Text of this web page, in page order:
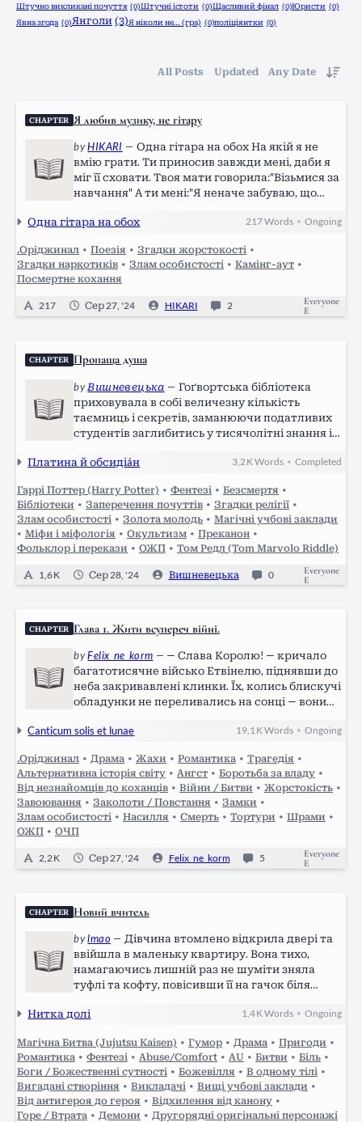
Штучно викликані почуття (0)Штучні істоти (0)Щасливий фінал (0)Юристи (0)
Явна згода (0)Янголи (3)Я ніколи не... (гра) (0)поліціянтки (0)
All Posts Updated Any Date
CHAPTER Я любив музику, не гітару
byHIKARI — Одна гітара на обох На якій я не
вмію грати. Ти приносив завжди мені, даби я
міг її сховати. Твоя мати говорила:"Візьмися за
навчання" А ти мені:"Я неначе забуваю, що
опівночі ти пропав. Проте, зустрілися пізніше.
Одна гітара на обох 217Words •Ongoing
.Оріджинал • Поезія • Згадки жорстокості •
Згадки наркотиків • Злам особистості • Камінг-аут •
Посмертне кохання
217 Сер 27, '24 HIKARI 2
Everyone
E
CHAPTER Пропаща душа
byВишневецька — Гоґвортська бібліотека
приховувала в собі величезну кількість
таємниць і секретів, заманюючи податливих
студентів заглибитись у тисячолітні знання і
дитинства. Крізь весь простір старовинного
Платина й обсидіáн 3,2 KWords •Completed
Гаррі Поттер (Harry Potter) • Фентезі • Безсмертя •
Бібліотеки • Заперечення почуттів • Згадки релігії •
Злам особистості • Золота молодь • Магічні учбові заклади
• Міфи і міфологія • Окультизм • Преканон •
Фольклор і перекази • ОЖП • Том Редл (Tom Marvolo Riddle)
1,6 K Сер 28, '24 Вишневецька 0
Everyone
E
CHAPTER Глава 1. Жити всупереч війні.
byFelix_ne_korm — — Слава Королю! — кричало
багатотисячне військо Етвінелю, піднявши до
неба закривавлені клинки. Їх, колись блискучі
обладунки не переливались на сонці — вони
кого взагалі відсутні. Воїни виглядали
Canticum solis et lunae 19,1 KWords •Ongoing
.Оріджинал • Драма • Жахи • Романтика • Трагедія •
Альтернативна історія світу • Ангст • Боротьба за владу •
Від незнайомців до коханців • Війни / Битви • Жорстокість •
Завоювання • Заколоти / Повстання • Замки •
Злам особистості • Насилля • Смерть • Тортури • Шрами •
ОЖП • ОЧП
2,2 K Сер 27, '24 Felix_ne_korm 5
Everyone
E
CHAPTER Новий вчитель
bylmao — Дівчина втомлено відкрила двері та
ввійшла в маленьку квартиру. Вона тихо,
намагаючись лишній раз не шуміти зняла
туфлі та кофту, повісивши її на гачок біля
від вчорашньої зачіски не лишилося і сліда.
Нитка долі 1,4 KWords •Ongoing
Магічна Битва (Jujutsu Kaisen) • Гумор • Драма • Пригоди •
Романтика • Фентезі • Abuse/Comfort • AU • Битви • Біль •
Боги / Божественні сутності • Божевілля • В одному тілі •
Вигадані створіння • Викладачі • Вищі учбові заклади •
Від антигероя до героя • Відхилення від канону •
Горе / Втрата • Демони • Другорядні оригінальні персонажі